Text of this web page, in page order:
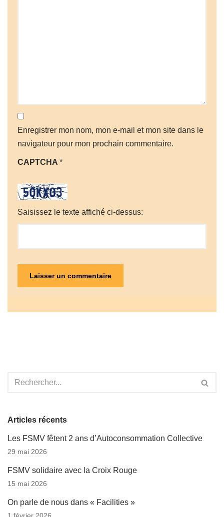
Enregistrer mon nom, mon e-mail et mon site dans le
navigateur pour mon prochain commentaire.
CAPTCHA *
Saisissez le texte affiché ci-dessus:
Articles récents
Les FSMV fêtent 2 ans d’Autoconsommation Collective
29 mai 2026
FSMV solidaire avec la Croix Rouge
15 mai 2026
On parle de nous dans « Facilities »